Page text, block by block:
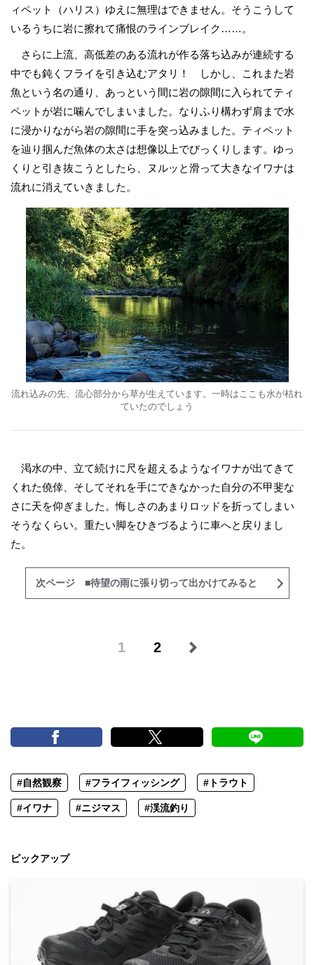
ィペット（ハリス）ゆえに無理はできません。そうこうして
いるうちに岩に擦れて痛恨のラインブレイク……。
さらに上流、高低差のある流れが作る落ち込みが連続する
中でも鈍くフライを引き込むアタリ！ しかし、これまた岩
魚という名の通り、あっという間に岩の隙間に入られてティ
ペットが岩に噛んでしまいました。なりふり構わず肩まで水
に浸かりながら岩の隙間に手を突っ込みました。ティペット
を辿り掴んだ魚体の太さは想像以上でびっくりします。ゆっ
くりと引き抜こうとしたら、ヌルッと滑って大きなイワナは
流れに消えていきました。
流れ込みの先、流心部分から草が生えています。一時はここも水が枯れ
ていたのでしょう
渇水の中、立て続けに尺を超えるようなイワナが出てきて
くれた僥倖、そしてそれを手にできなかった自分の不甲斐な
さに天を仰ぎました。悔しさのあまりロッドを折ってしまい
そうなくらい。重たい脚をひきづるように車へと戻りまし
た。
次ページ ■待望の雨に張り切って出かけてみると
1 2
#自然観察 #フライフィッシング #トラウト
#イワナ #ニジマス #渓流釣り
ピックアップ